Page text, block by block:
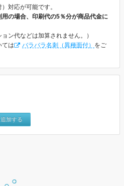
対応が可能です。
の場合、印刷代の5％分が商品代金に
ン代などは加算されません。）
ては
バラバラ名刺（異種面付） をご
追加する